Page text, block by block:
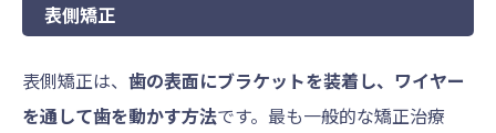
表側矯正
表側矯正は、 歯の表面にブラケットを装着し、ワイヤー
を通して歯を動かす方法です。最も一般的な矯正治療